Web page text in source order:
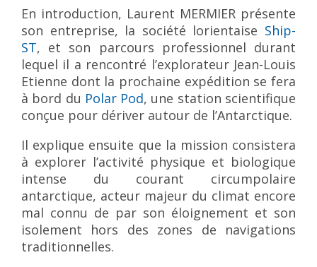
En introduction, Laurent MERMIER présente
son entreprise, la société lorientaise Ship-
ST, et son parcours professionnel durant
lequel il a rencontré l’explorateur Jean-Louis
Etienne dont la prochaine expédition se fera
à bord du Polar Pod, une station scientifique
conçue pour dériver autour de l’Antarctique.
Il explique ensuite que la mission consistera
à explorer l’activité physique et biologique
intense du courant circumpolaire
antarctique, acteur majeur du climat encore
mal connu de par son éloignement et son
isolement hors des zones de navigations
traditionnelles.